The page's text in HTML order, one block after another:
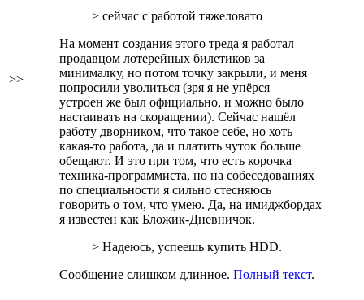
>>
> сейчас с работой тяжеловато
На момент создания этого треда я работал
продавцом лотерейных билетиков за
минималку, но потом точку закрыли, и меня
попросили уволиться (зря я не упёрся —
устроен же был официально, и можно было
настаивать на скоращении). Сейчас нашёл
работу дворником, что такое себе, но хоть
какая-то работа, да и платить чуток больше
обещают. И это при том, что есть корочка
техника-программиста, но на собеседованиях
по специальности я сильно стесняюсь
говорить о том, что умею. Да, на имиджбордах
я известен как Бложик-Дневничок.
> Надеюсь, успеешь купить HDD.
Сообщение слишком длинное. Полный текст.